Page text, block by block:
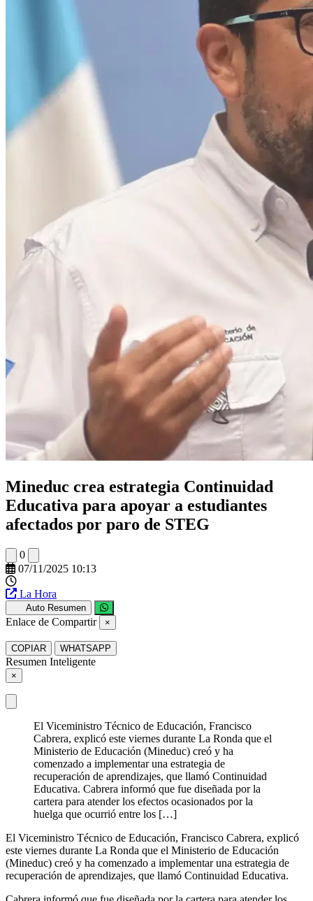
Mineduc crea estrategia Continuidad
Educativa para apoyar a estudiantes
afectados por paro de STEG
0
07/11/2025 10:13
La Hora
Auto Resumen
Enlace de Compartir ×
COPIAR WHATSAPP
Resumen Inteligente
×
El Viceministro Técnico de Educación, Francisco
Cabrera, explicó este viernes durante La Ronda que el
Ministerio de Educación (Mineduc) creó y ha
comenzado a implementar una estrategia de
recuperación de aprendizajes, que llamó Continuidad
Educativa. Cabrera informó que fue diseñada por la
cartera para atender los efectos ocasionados por la
huelga que ocurrió entre los […]
El Viceministro Técnico de Educación, Francisco Cabrera, explicó
este viernes durante La Ronda que el Ministerio de Educación
(Mineduc) creó y ha comenzado a implementar una estrategia de
recuperación de aprendizajes, que llamó Continuidad Educativa.